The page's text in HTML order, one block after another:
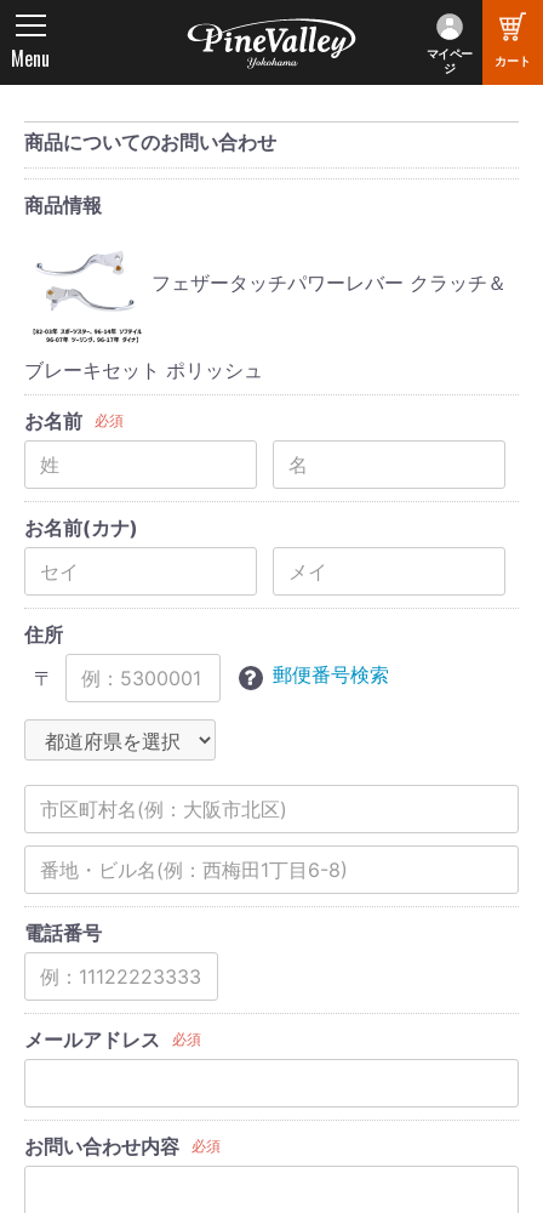
マイペー
ジ
カート
Menu
商品についてのお問い合わせ
商品情報
フェザータッチパワーレバー クラッチ＆
ブレーキセット ポリッシュ
お名前 必須
お名前(カナ)
住所
〒
郵便番号検索
電話番号
メールアドレス 必須
お問い合わせ内容 必須